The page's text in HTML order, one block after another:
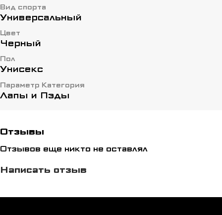
Вид спорта
Универсальный
Цвет
Черный
Пол
Унисекс
Параметр Категория
Лапы и Пэды
Отзывы
Отзывов еще никто не оставлял
Написать отзыв